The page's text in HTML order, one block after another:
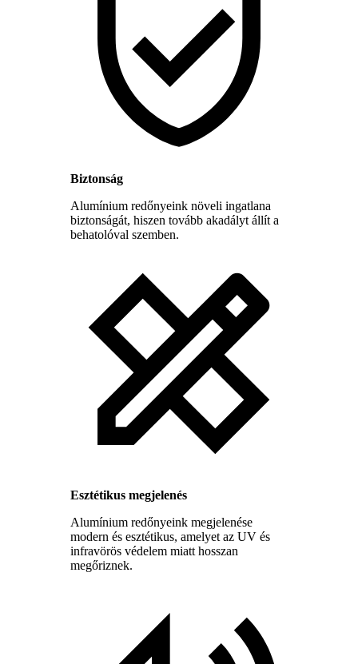
Biztonság
Alumínium redőnyeink növeli ingatlana
biztonságát, hiszen tovább akadályt állít a
behatolóval szemben.
Esztétikus megjelenés
Alumínium redőnyeink megjelenése
modern és esztétikus, amelyet az UV és
infravörös védelem miatt hosszan
megőriznek.